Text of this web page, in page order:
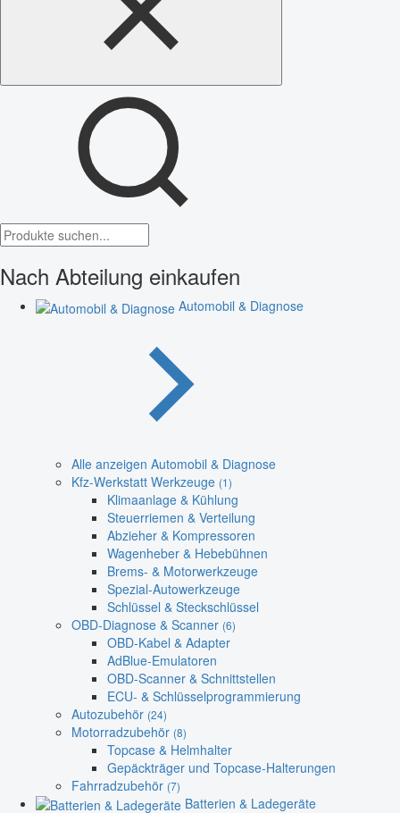
Nach Abteilung einkaufen
Automobil & Diagnose
Alle anzeigen Automobil & Diagnose
Kfz-Werkstatt Werkzeuge (1)
Klimaanlage & Kühlung
Steuerriemen & Verteilung
Abzieher & Kompressoren
Wagenheber & Hebebühnen
Brems- & Motorwerkzeuge
Spezial-Autowerkzeuge
Schlüssel & Steckschlüssel
OBD-Diagnose & Scanner (6)
OBD-Kabel & Adapter
AdBlue-Emulatoren
OBD-Scanner & Schnittstellen
ECU- & Schlüsselprogrammierung
Autozubehör (24)
Motorradzubehör (8)
Topcase & Helmhalter
Gepäckträger und Topcase-Halterungen
Fahrradzubehör (7)
Batterien & Ladegeräte